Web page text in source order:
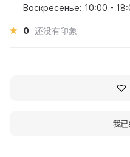
Воскресенье: 10:00 -
0 还没有印象
我